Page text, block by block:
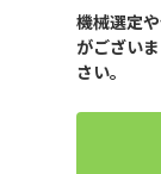
機械選定
がござい
さい。